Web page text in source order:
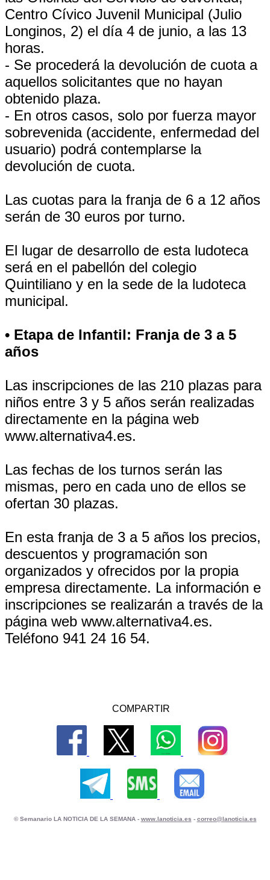
Centro Cívico Juvenil Municipal (Julio
Longinos, 2) el día 4 de junio, a las 13
horas.
- Se procederá la devolución de cuota a
aquellos solicitantes que no hayan
obtenido plaza.
- En otros casos, solo por fuerza mayor
sobrevenida (accidente, enfermedad del
usuario) podrá contemplarse la
devolución de cuota.
Las cuotas para la franja de 6 a 12 años
serán de 30 euros por turno.
El lugar de desarrollo de esta ludoteca
será en el pabellón del colegio
Quintiliano y en la sede de la ludoteca
municipal.
• Etapa de Infantil: Franja de 3 a 5
años
Las inscripciones de las 210 plazas para
niños entre 3 y 5 años serán realizadas
directamente en la página web
www.alternativa4.es.
Las fechas de los turnos serán las
mismas, pero en cada uno de ellos se
ofertan 30 plazas.
En esta franja de 3 a 5 años los precios,
descuentos y programación son
organizados y ofrecidos por la propia
empresa directamente. La información e
inscripciones se realizarán a través de la
página web www.alternativa4.es.
Teléfono 941 24 16 54.
COMPARTIR
© Semanario LA NOTICIA DE LA SEMANA - www.lanoticia.es - correo@lanoticia.es